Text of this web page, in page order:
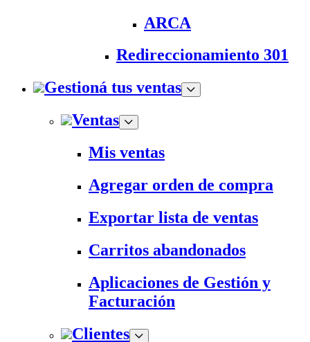
ARCA
Redireccionamiento 301
Gestioná tus ventas
Ventas
Mis ventas
Agregar orden de compra
Exportar lista de ventas
Carritos abandonados
Aplicaciones de Gestión y
Facturación
Clientes